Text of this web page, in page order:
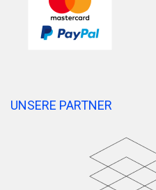
UNSERE PARTNER